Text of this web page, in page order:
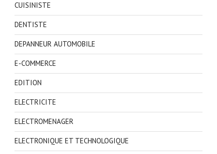
CUISINISTE
DENTISTE
DEPANNEUR AUTOMOBILE
E-COMMERCE
EDITION
ELECTRICITE
ELECTROMENAGER
ELECTRONIQUE ET TECHNOLOGIQUE